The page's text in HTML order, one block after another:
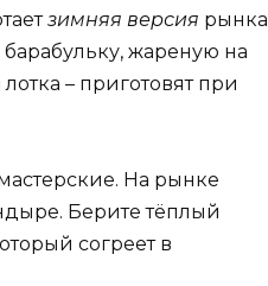
зимняя версия рынка
жареную на
– приготовят при
На рынке
Берите тёплый
согреет в